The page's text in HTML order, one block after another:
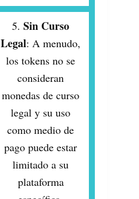
5. Sin Curso
Legal: A menudo,
los tokens no se
consideran
monedas de curso
legal y su uso
como medio de
pago puede estar
limitado a su
plataforma